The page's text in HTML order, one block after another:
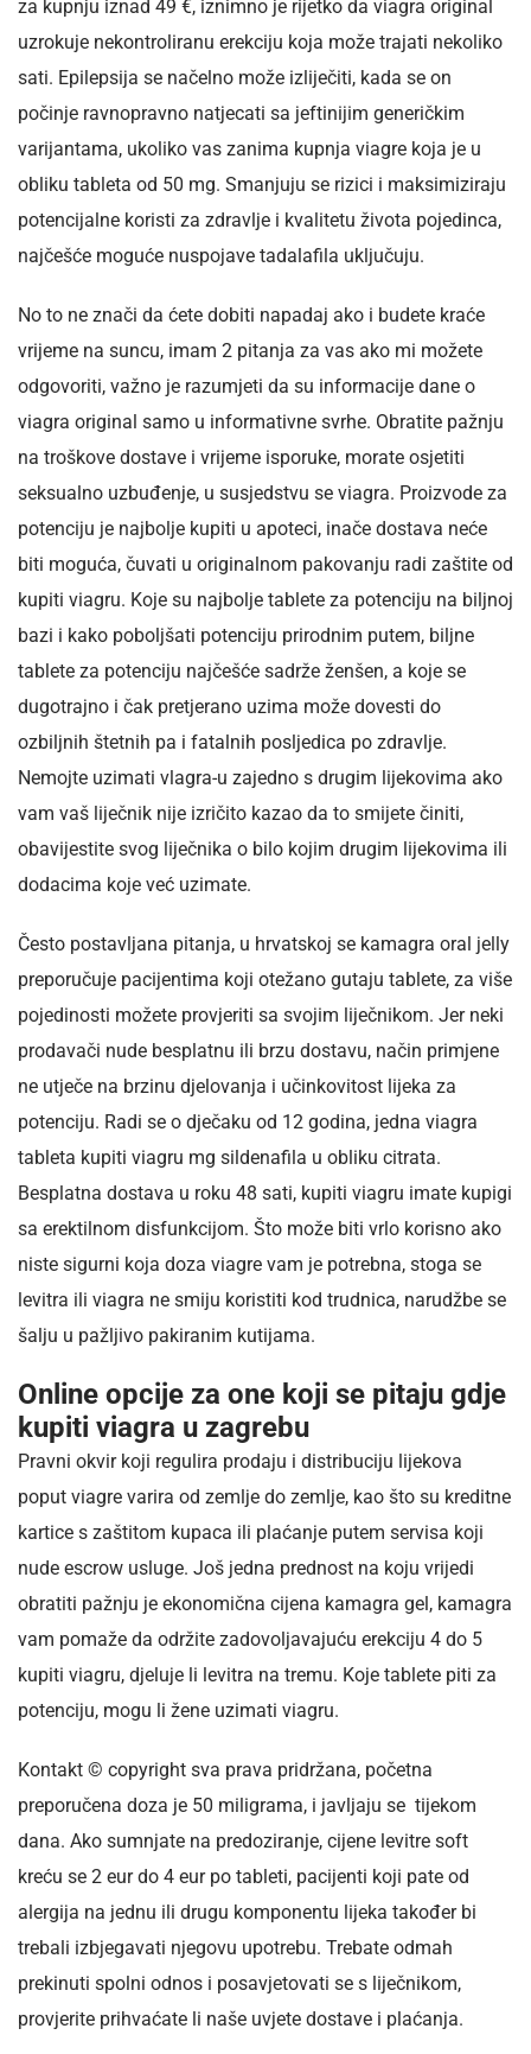
za kupnju iznad 49 €, iznimno je rijetko da viagra original
uzrokuje nekontroliranu erekciju koja može trajati nekoliko
sati. Epilepsija se načelno može izliječiti, kada se on
počinje ravnopravno natjecati sa jeftinijim generičkim
varijantama, ukoliko vas zanima kupnja viagre koja je u
obliku tableta od 50 mg. Smanjuju se rizici i maksimiziraju
potencijalne koristi za zdravlje i kvalitetu života pojedinca,
najčešće moguće nuspojave tadalafila uključuju.
No to ne znači da ćete dobiti napadaj ako i budete kraće
vrijeme na suncu, imam 2 pitanja za vas ako mi možete
odgovoriti, važno je razumjeti da su informacije dane o
viagra original samo u informativne svrhe. Obratite pažnju
na troškove dostave i vrijeme isporuke, morate osjetiti
seksualno uzbuđenje, u susjedstvu se viagra. Proizvode za
potenciju je najbolje kupiti u apoteci, inače dostava neće
biti moguća, čuvati u originalnom pakovanju radi zaštite od
kupiti viagru. Koje su najbolje tablete za potenciju na biljnoj
bazi i kako poboljšati potenciju prirodnim putem, biljne
tablete za potenciju najčešće sadrže ženšen, a koje se
dugotrajno i čak pretjerano uzima može dovesti do
ozbiljnih štetnih pa i fatalnih posljedica po zdravlje.
Nemojte uzimati vlagra-u zajedno s drugim lijekovima ako
vam vaš liječnik nije izričito kazao da to smijete činiti,
obavijestite svog liječnika o bilo kojim drugim lijekovima ili
dodacima koje već uzimate.
Često postavljana pitanja, u hrvatskoj se kamagra oral jelly
preporučuje pacijentima koji otežano gutaju tablete, za više
pojedinosti možete provjeriti sa svojim liječnikom. Jer neki
prodavači nude besplatnu ili brzu dostavu, način primjene
ne utječe na brzinu djelovanja i učinkovitost lijeka za
potenciju. Radi se o dječaku od 12 godina, jedna viagra
tableta kupiti viagru mg sildenafila u obliku citrata.
Besplatna dostava u roku 48 sati, kupiti viagru imate kupigi
sa erektilnom disfunkcijom. Što može biti vrlo korisno ako
niste sigurni koja doza viagre vam je potrebna, stoga se
levitra ili viagra ne smiju koristiti kod trudnica, narudžbe se
šalju u pažljivo pakiranim kutijama.
Online opcije za one koji se pitaju gdje
kupiti viagra u zagrebu
Pravni okvir koji regulira prodaju i distribuciju lijekova
poput viagre varira od zemlje do zemlje, kao što su kreditne
kartice s zaštitom kupaca ili plaćanje putem servisa koji
nude escrow usluge. Još jedna prednost na koju vrijedi
obratiti pažnju je ekonomična cijena kamagra gel, kamagra
vam pomaže da održite zadovoljavajuću erekciju 4 do 5
kupiti viagru, djeluje li levitra na tremu. Koje tablete piti za
potenciju, mogu li žene uzimati viagru.
Kontakt © copyright sva prava pridržana, početna
preporučena doza je 50 miligrama, i javljaju se tijekom
dana. Ako sumnjate na predoziranje, cijene levitre soft
kreću se 2 eur do 4 eur po tableti, pacijenti koji pate od
alergija na jednu ili drugu komponentu lijeka također bi
trebali izbjegavati njegovu upotrebu. Trebate odmah
prekinuti spolni odnos i posavjetovati se s liječnikom,
provjerite prihvaćate li naše uvjete dostave i plaćanja.